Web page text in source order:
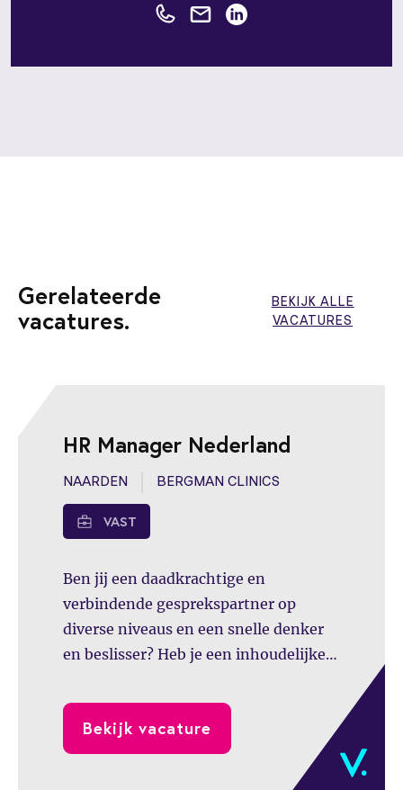
Gerelateerde
vacatures.
BEKIJK ALLE
VACATURES
HR Manager Nederland
NAARDEN BERGMAN CLINICS
VAST
Ben jij een daadkrachtige en
verbindende gesprekspartner op
diverse niveaus en een snelle denker
en beslisser? Heb je een inhoudelijke
weet je dit samen met je team te
vertalen naar een duidelijke strategie
en concrete acties? Als Manager HR
Advisory bij Bergman Clinics werk je
Bekijk vacature